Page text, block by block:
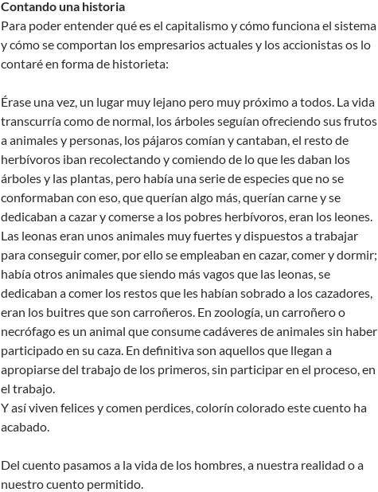
Contando una historia
Para poder entender qué es el capitalismo y cómo funciona el sistema
y cómo se comportan los empresarios actuales y los accionistas os lo
contaré en forma de historieta:
Érase una vez, un lugar muy lejano pero muy próximo a todos. La vida
transcurría como de normal, los árboles seguían ofreciendo sus frutos
a animales y personas, los pájaros comían y cantaban, el resto de
herbívoros iban recolectando y comiendo de lo que les daban los
árboles y las plantas, pero había una serie de especies que no se
conformaban con eso, que querían algo más, querían carne y se
dedicaban a cazar y comerse a los pobres herbívoros, eran los leones.
Las leonas eran unos animales muy fuertes y dispuestos a trabajar
para conseguir comer, por ello se empleaban en cazar, comer y dormir;
había otros animales que siendo más vagos que las leonas, se
dedicaban a comer los restos que les habían sobrado a los cazadores,
eran los buitres que son carroñeros. En zoología, un carroñero o
necrófago es un animal que consume cadáveres de animales sin haber
participado en su caza. En definitiva son aquellos que llegan a
apropiarse del trabajo de los primeros, sin participar en el proceso, en
el trabajo.
Y así viven felices y comen perdices, colorín colorado este cuento ha
acabado.
Del cuento pasamos a la vida de los hombres, a nuestra realidad o a
nuestro cuento permitido.